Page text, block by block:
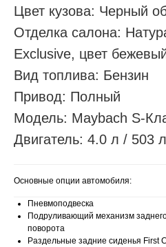
Цвет кузова: Черный
Отделка салона:
Exclusive, цвет
Вид топлива: Бензин
Привод: Полный
Модель: Maybach S-
Двигатель: 4.0 л / 503
Основные опции автомобиля:
Пневмоподвеска
Подруливающий механизм
поворота
Раздельные задние сиденья First